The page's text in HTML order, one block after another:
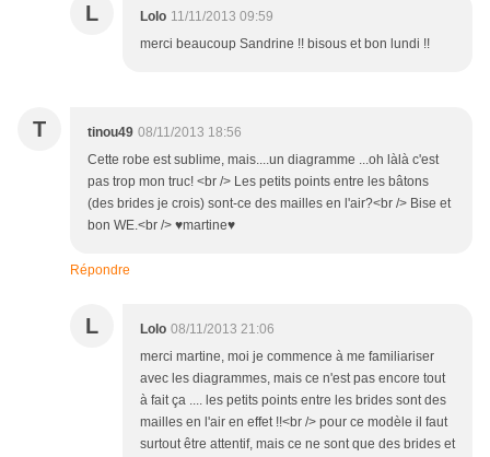
L Lolo 11/11/2013 09:59
merci beaucoup Sandrine !! bisous et bon lundi !!
T tinou49 08/11/2013 18:56
Cette robe est sublime, mais....un diagramme ...oh làlà c'est
pas trop mon truc! <br /> Les petits points entre les bâtons
(des brides je crois) sont-ce des mailles en l'air?<br /> Bise et
bon WE.<br /> ♥martine♥
Répondre
L Lolo 08/11/2013 21:06
merci martine, moi je commence à me familiariser
avec les diagrammes, mais ce n'est pas encore tout
à fait ça .... les petits points entre les brides sont des
mailles en l'air en effet !!<br /> pour ce modèle il faut
surtout être attentif, mais ce ne sont que des brides et